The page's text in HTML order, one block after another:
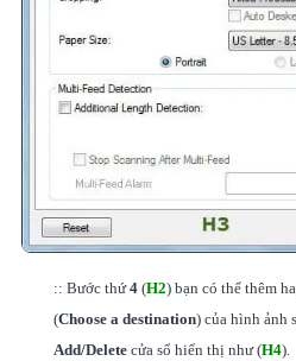
:: Bước thứ4 (H2) bạn có thể thêm
(Choose a destination) của hình ảnh
Add/Delete cửa sổ hiển thị như (H4).